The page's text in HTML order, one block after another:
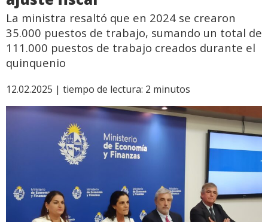
La ministra resaltó que en 2024 se crearon
35.000 puestos de trabajo, sumando un total de
111.000 puestos de trabajo creados durante el
quinquenio
12.02.2025 | tiempo de lectura: 2 minutos